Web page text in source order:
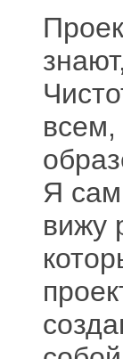
Я сам
вижу